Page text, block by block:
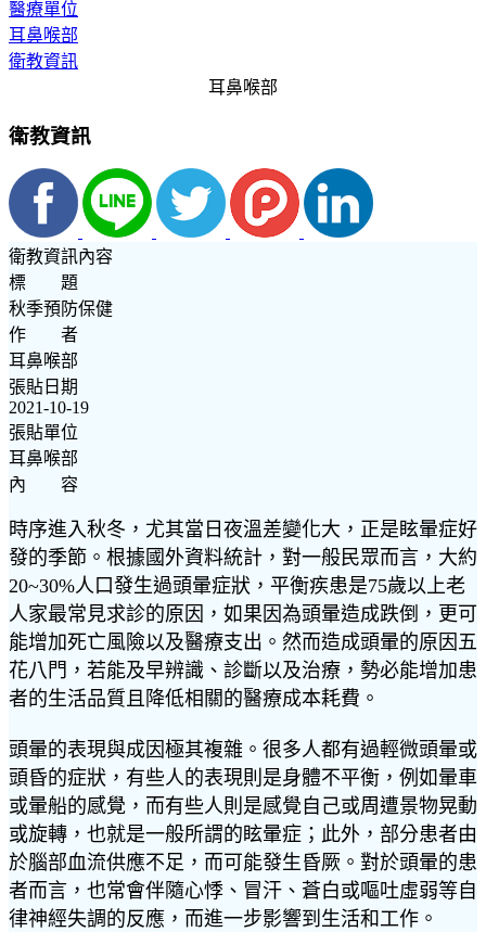
醫療單位
耳鼻喉部
衛教資訊
耳鼻喉部
衛教資訊
衛教資訊內容
標 題
秋季預防保健
作 者
耳鼻喉部
張貼日期
2021-10-19
張貼單位
耳鼻喉部
內 容
時序進入秋冬，尤其當日夜溫差變化大，正是眩暈症好
發的季節。根據國外資料統計，對一般民眾而言，大約
20~30%人口發生過頭暈症狀，平衡疾患是75歲以上老
人家最常見求診的原因，如果因為頭暈造成跌倒，更可
能增加死亡風險以及醫療支出。然而造成頭暈的原因五
花八門，若能及早辨識、診斷以及治療，勢必能增加患
者的生活品質且降低相關的醫療成本耗費。
頭暈的表現與成因極其複雜。很多人都有過輕微頭暈或
頭昏的症狀，有些人的表現則是身體不平衡，例如暈車
或暈船的感覺，而有些人則是感覺自己或周遭景物晃動
或旋轉，也就是一般所謂的眩暈症；此外，部分患者由
於腦部血流供應不足，而可能發生昏厥。對於頭暈的患
者而言，也常會伴隨心悸、冒汗、蒼白或嘔吐虛弱等自
律神經失調的反應，而進一步影響到生活和工作。